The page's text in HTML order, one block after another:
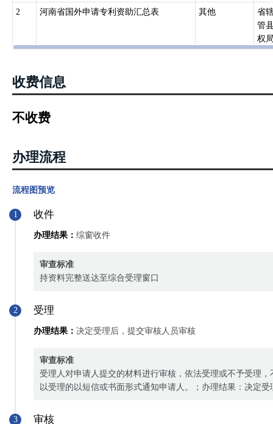
2 河南省国外申请专利资助汇总表 其他
省
管
权
收费信息
不收费
办理流程
流程图预览
1 收件
办理结果： 综窗收件
审查标准
持资料完整送达至综合受理窗口
2 受理
办理结果： 决定受理后，提交审核人员审核
审查标准
受理人对申请人提交的材料进行审核，依法受理或不予受理
以受理的以短信或书面形式通知申请人。；办理结果：决定
3 审核